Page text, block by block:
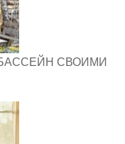
БАССЕЙН СВОИМИ